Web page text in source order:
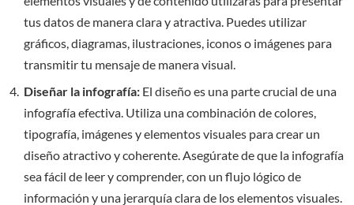
tus datos de manera clara y atractiva. Puedes utilizar
gráficos, diagramas, ilustraciones, iconos o imágenes para
transmitir tu mensaje de manera visual.
Diseñar la infografía: El diseño es una parte crucial de una
infografía efectiva. Utiliza una combinación de colores,
tipografía, imágenes y elementos visuales para crear un
diseño atractivo y coherente. Asegúrate de que la infografía
sea fácil de leer y comprender, con un flujo lógico de
información y una jerarquía clara de los elementos visuales.